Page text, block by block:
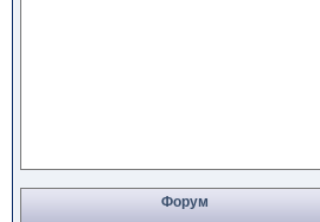
Форум